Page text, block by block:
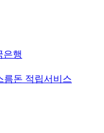
은행
름돈 적립서비스